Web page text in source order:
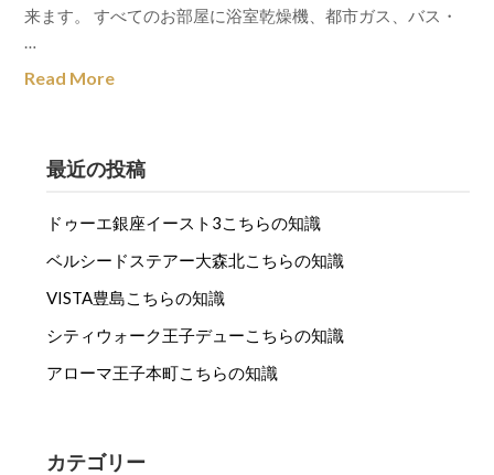
来ます。 すべてのお部屋に浴室乾燥機、都市ガス、バス・
…
Read More
最近の投稿
ドゥーエ銀座イースト3こちらの知識
ベルシードステアー大森北こちらの知識
VISTA豊島こちらの知識
シティウォーク王子デューこちらの知識
アローマ王子本町こちらの知識
カテゴリー